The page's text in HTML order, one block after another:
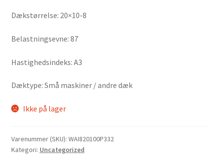
Dækstørrelse: 20×10-8
Belastningsevne: 87
Hastighedsindeks: A3
Dæktype: Små maskiner / andre dæk
Ikke på lager
Varenummer (SKU): WAI820100P332
Kategori: Uncategorized